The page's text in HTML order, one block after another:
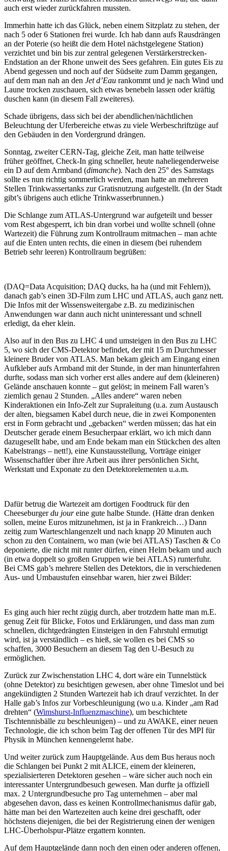
auch erst wieder zurückfahren mussten.
Immerhin hatte ich das Glück, neben einem Sitzplatz zu stehen, der
nach 5 oder 6 Stationen frei wurde. Ich hab dann aufs Rausdrängen
an der Poterie (so heißt die dem Hotel nächstgelegene Station)
verzichtet und bin bis zur zentral gelegenen Verstärkerstrecken-
Endstation an der Rhone unweit des Sees gefahren. Ein gutes Eis zu
Abend gegessen und noch auf der Südseite zum Damm gegangen,
auf dem man nah an den Jet d’Eau rankommt und je nach Wind und
Laune trocken zuschauen, sich etwas benebeln lassen oder kräftig
duschen kann (in diesem Fall zweiteres).
Schade übrigens, dass sich bei der abendlichen/nächtlichen
Beleuchtung der Uferbereiche etwas zu viele Werbeschriftzüge auf
den Gebäuden in den Vordergrund drängen.
Sonntag, zweiter CERN-Tag, gleiche Zeit, man hatte teilweise
früher geöffnet, Check-In ging schneller, heute naheliegenderweise
ein D auf dem Armband (dimanche). Nach den 25° des Samstags
sollte es nun richtig sommerlich werden, man hatte an mehreren
Stellen Trinkwassertanks zur Gratisnutzung aufgestellt. (In der Stadt
gibt’s übrigens auch etliche Trinkwasserbrunnen.)
Die Schlange zum ATLAS-Untergrund war aufgeteilt und besser
vom Rest abgesperrt, ich bin dran vorbei und wollte schnell (ohne
Wartezeit) die Führung zum Kontrollraum mitmachen – man achte
auf die Enten unten rechts, die einen in diesem (bei ruhendem
Betrieb sehr leeren) Kontrollraum begrüßen:
(DAQ=Data Acquisition; DAQ ducks, ha ha (und mit Fehlern)),
danach gab’s einen 3D-Film zum LHC und ATLAS, auch ganz nett.
Die Infos mit der Wissensweitergabe z.B. zu medizinischen
Anwendungen war dann auch nicht uninteressant und schnell
erledigt, da eher klein.
Also auf in den Bus zu LHC 4 und umsteigen in den Bus zu LHC
5, wo sich der CMS-Detektor befindet, der mit 15 m Durchmesser
kleinere Bruder von ATLAS. Man bekam gleich am Eingang einen
Aufkleber aufs Armband mit der Stunde, in der man hinunterfahren
durfte, sodass man sich vorher erst alles andere auf dem (kleineren)
Gelände anschauen konnte – gut gelöst; in meinem Fall waren’s
ziemlich genau 2 Stunden. „Alles andere“ waren neben
Kinderaktionen ein Info-Zelt zur Supraleitung (u.a. zum Austausch
der alten, biegsamen Kabel durch neue, die in zwei Komponenten
erst in Form gebracht und „gebacken“ werden müssen; das hat ein
Deutscher gerade einem Besucherpaar erklärt, wo ich mich dann
dazugesellt habe, und am Ende bekam man ein Stückchen des alten
Kabelstrangs – nett!), eine Kunstausstellung, Vorträge einiger
Wissenschaftler über ihre Arbeit aus ihrer persönlichen Sicht,
Werkstatt und Exponate zu den Detektorelementen u.a.m.
Dafür betrug die Wartezeit am dortigen Foodtruck für den
Cheeseburgerdu joureine gute halbe Stunde. (Hätte dran denken
sollen, meine Euros mitzunehmen, ist ja in Frankreich…) Dann
zeitig zum Warteschlangenzelt und nach knapp 20 Minuten auch
schon zu den Containern, wo man (wie bei ATLAS) Taschen & Co
deponierte, die nicht mit runter dürfen, einen Helm bekam und auch
(in etwa doppelt so großen Gruppen wie bei ATLAS) runterfuhr.
Bei CMS gab’s mehrere Stellen des Detektors, die in verschiedenen
Aus- und Umbaustufen einsehbar waren, hier zwei Bilder:
Es ging auch hier recht zügig durch, aber trotzdem hatte man m.E.
genug Zeit für Blicke, Fotos und Erklärungen, und dass man zum
schnellen, dichtgedrängten Einsteigen in den Fahrstuhl ermutigt
wird, ist ja verständlich – es hieß, sie wollen es bei CMS so
schaffen, 3000 Besuchern an diesem Tag den U-Besuch zu
ermöglichen.
Zurück zur Zwischenstation LHC 4, dort wäre ein Tunnelstück
(ohne Detektor) zu besichtigen gewesen, aber ohne Timeslot und bei
angekündigten 2 Stunden Wartezeit hab ich drauf verzichtet. In der
Halle gab’s Infos zur Vorbeschleunigung (wo u.a. Kinder „am Rad
drehten“ (Wimshurst-Influenzmaschine), um beschichtete
Tischtennisbälle zu beschleunigen) – und zu AWAKE, einer neuen
Technologie, die ich schon beim Tag der offenen Tür des MPI für
Physik in München kennengelernt habe.
Und weiter zurück zum Hauptgelände. Aus dem Bus heraus noch
die Schlangen bei Punkt 2 mit ALICE, einem der kleineren,
spezialisierteren Detektoren gesehen – wäre sicher auch noch ein
interessanter Untergrundbesuch gewesen. Man durfte ja offiziell
max. 2 Untergrundbesuche pro Tag unternehmen – aber mal
abgesehen davon, dass es keinen Kontrollmechanismus dafür gab,
hätte man bei den Wartezeiten auch keine drei geschafft, oder
höchstens diejenigen, die bei der Registrierung einen der wenigen
LHC-Überholspur-Plätze ergattern konnten.
Auf dem Hauptgelände dann noch den einen oder anderen offenen,